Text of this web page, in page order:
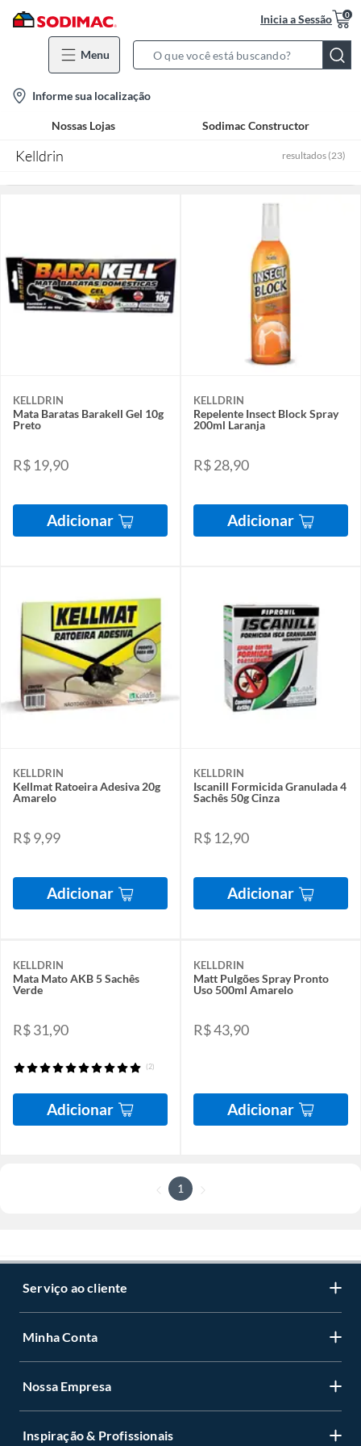
Inicia a Sessão 0
Menu
Search
Bar
location-
icon
Informe sua localização
Nossas Lojas Sodimac Constructor
Kelldrin resultados (23)
KELLDRIN
Mata Baratas Barakell Gel 10g
Preto
R$ 19,90
Adicionar
KELLDRIN
Repelente Insect Block Spray
200ml Laranja
R$ 28,90
Adicionar
KELLDRIN
Kellmat Ratoeira Adesiva 20g
Amarelo
R$ 9,99
Adicionar
KELLDRIN
Iscanill Formicida Granulada 4
Sachês 50g Cinza
R$ 12,90
Adicionar
KELLDRIN
Mata Mato AKB 5 Sachês
Verde
R$ 31,90
(2)
Adicionar
KELLDRIN
Matt Pulgões Spray Pronto
Uso 500ml Amarelo
R$ 43,90
Adicionar
1
Serviço ao cliente
Minha Conta
Nossa Empresa
Inspiração & Profissionais